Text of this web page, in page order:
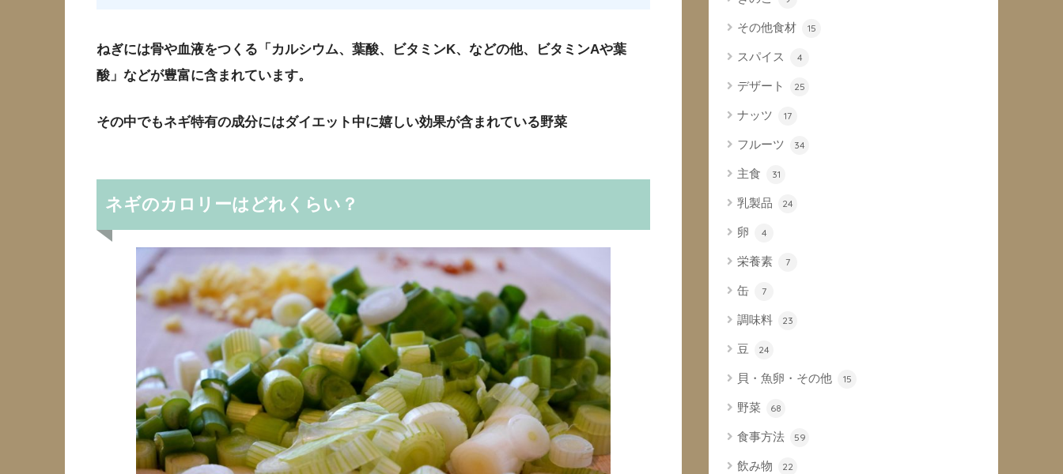
ねぎには骨や血液をつくる「カルシウム、葉酸、ビタミンK、などの他、ビタミンAや葉
酸」などが豊富に含まれています。
その中でもネギ特有の成分にはダイエット中に嬉しい効果が含まれている野菜
ネギのカロリーはどれくらい？
その他食材 15
スパイス 4
デザート 25
ナッツ 17
フルーツ 34
主食 31
乳製品 24
卵 4
栄養素 7
缶 7
調味料 23
豆 24
貝・魚卵・その他 15
野菜 68
食事方法 59
飲み物 22